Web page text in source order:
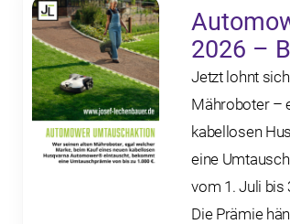
2026 –
Jetzt lohnt
Mähroboter –
kabellosen
eine
vom 1. Juli bis
Die Prämie